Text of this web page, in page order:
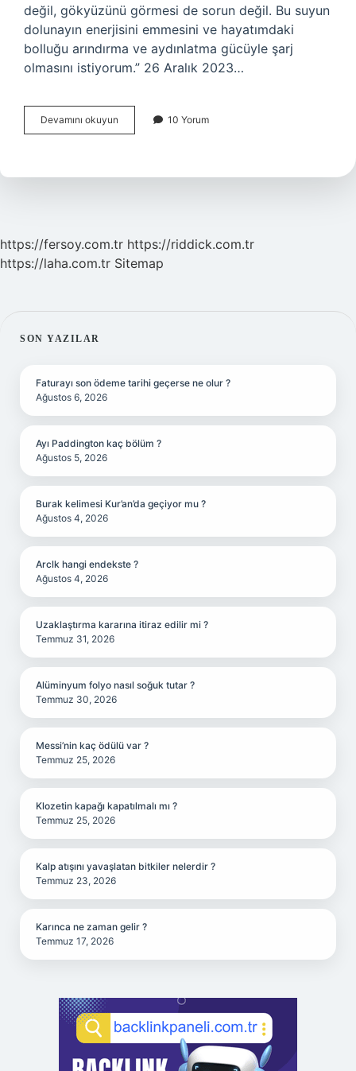
değil, gökyüzünü görmesi de sorun değil. Bu suyun
dolunayın enerjisini emmesini ve hayatımdaki
bolluğu arındırma ve aydınlatma gücüyle şarj
olmasını istiyorum.” 26 Aralık 2023…
Devamını okuyun Dolunay
Suyu
Yapılır
10 Yorum
https://fersoy.com.tr https://riddick.com.tr
https://laha.com.tr Sitemap
SIDEBAR
SON YAZILAR
Faturayı son ödeme tarihi geçerse ne olur ?
Ağustos 6, 2026
Ayı Paddington kaç bölüm ?
Ağustos 5, 2026
Burak kelimesi Kur’an’da geçiyor mu ?
Ağustos 4, 2026
Arclk hangi endekste ?
Ağustos 4, 2026
Uzaklaştırma kararına itiraz edilir mi ?
Temmuz 31, 2026
Alüminyum folyo nasıl soğuk tutar ?
Temmuz 30, 2026
Messi’nin kaç ödülü var ?
Temmuz 25, 2026
Klozetin kapağı kapatılmalı mı ?
Temmuz 25, 2026
Kalp atışını yavaşlatan bitkiler nelerdir ?
Temmuz 23, 2026
Karınca ne zaman gelir ?
Temmuz 17, 2026